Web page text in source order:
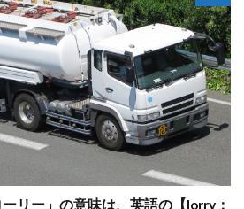
リー」の意味は、英語の【lorry：